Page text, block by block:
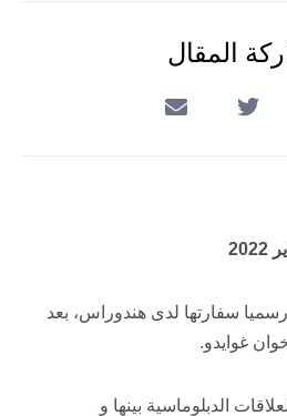
المقال
سفارتها لدى هندوراس، بعد
غوايدو.
الدبلوماسية بينها و